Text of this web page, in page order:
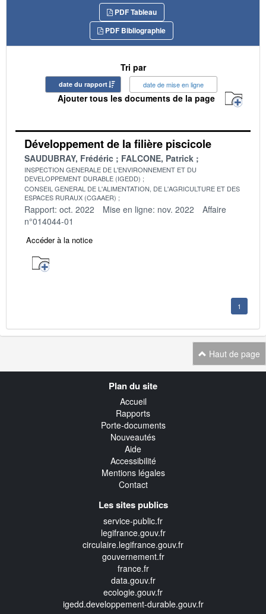
PDF Tableau
PDF Bibliographie
Tri par
date du rapport date de mise en ligne
Ajouter tous les documents de la page
Développement de la filière piscicole
SAUDUBRAY, Frédéric FALCONE, Patrick
INSPECTION GENERALE DE L'ENVIRONNEMENT ET DU
DEVELOPPEMENT DURABLE (IGEDD)
CONSEIL GENERAL DE L'ALIMENTATION, DE L'AGRICULTURE ET DES
ESPACES RURAUX (CGAAER)
Rapport: oct. 2022 Mise en ligne: nov. 2022
Affaire
n°014044-01
Accéder à la notice
1
Haut de page
Plan du site
Accueil
Rapports
Porte-documents
Nouveautés
Aide
Accessibilité
Mentions légales
Contact
Les sites publics
service-public.fr
legifrance.gouv.fr
circulaire.legifrance.gouv.fr
gouvernement.fr
france.fr
data.gouv.fr
ecologie.gouv.fr
igedd.developpement-durable.gouv.fr